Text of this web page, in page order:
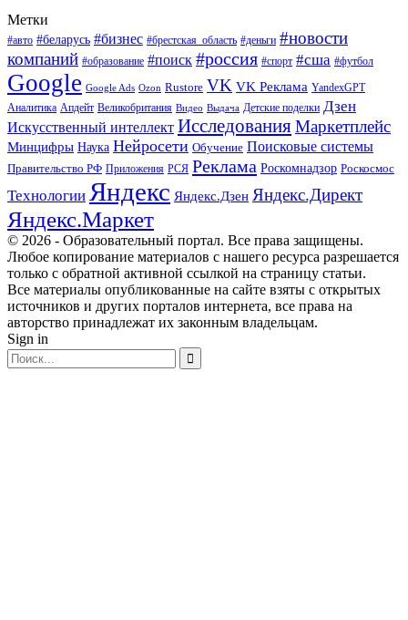
Метки
#авто #беларусь #бизнес #брестская_область #деньги #новости
компаний #образование #поиск #россия #спорт #сша #футбол
Google Google Ads Ozon Rustore VK VK Реклама YandexGPT
Аналитика Апдейт Великобритания Видео Выдача Детские поделки Дзен
Искусственный интеллект ИсследованияМаркетплейс
Минцифры Наука Нейросети Обучение Поисковые системы
Правительство РФ Приложения РСЯ Реклама Роскомнадзор Роскосмос
Технологии Яндекс Яндекс.Дзен Яндекс.Директ
Яндекс.Маркет
© 2026 - Образовательный портал. Все права защищены.
Любое копирование материалов с нашего ресурса разрешается
только с обратной активной ссылкой на страницу статьи.
Все материалы опубликованные на сайте взяты с открытых
источников и других порталов интернета, все права на
авторство принадлежат их законным владельцам.
Sign in